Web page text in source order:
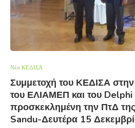
Νέα ΚΕΔΙΣΑ
Συμμετοχή του ΚΕΔΙΣΑ
του ΕΛΙΑΜΕΠ και του
προσκεκλημένη την ΠτΔ
Sandu-Δευτέρα 15